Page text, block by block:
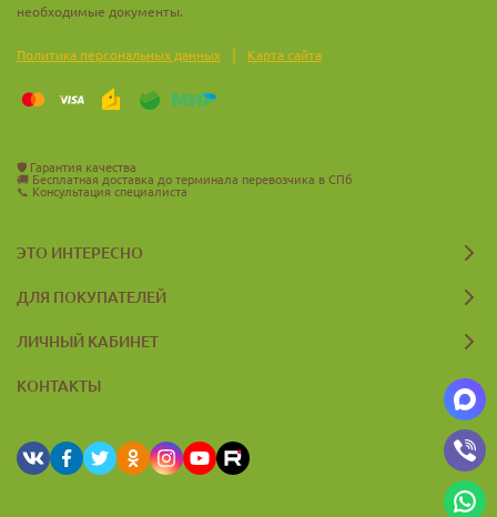
необходимые документы.
Политика персональных данных | Карта сайта
🛡️ Гарантия качества
🚚 Бесплатная доставка до терминала перевозчика в СПб
📞 Консультация специалиста
ЭТО ИНТЕРЕСНО
ДЛЯ ПОКУПАТЕЛЕЙ
ЛИЧНЫЙ КАБИНЕТ
КОНТАКТЫ